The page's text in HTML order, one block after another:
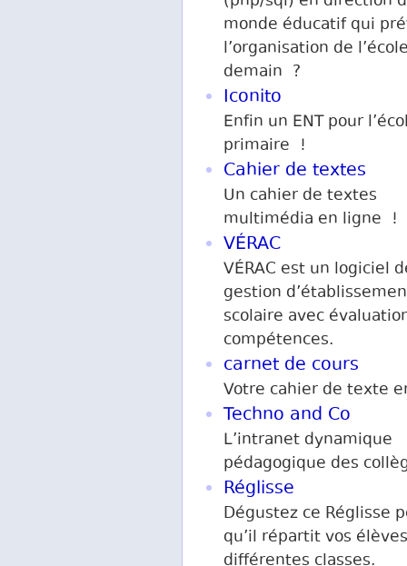
monde éducatif qui
l’organisation de
demain ?
Iconito
Enfin un ENT pour
primaire !
Cahier de textes
Un cahier de textes
multimédia en ligne !
VÉRAC
VÉRAC est un logiciel
gestion
scolaire avec
compétences.
carnet de cours
Votre cahier de texte
Techno and Co
L’intranet dynamique
pédagogique des
Réglisse
Dégustez ce Réglisse
qu’il répartit vos